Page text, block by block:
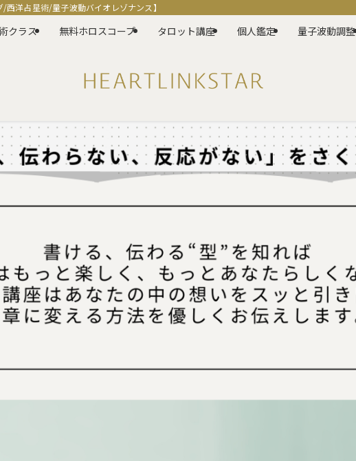
洋占星術/量子波動バイオレゾナンス】
クラス 無料ホロスコープ タロット講座 個人鑑定 量子波動調整